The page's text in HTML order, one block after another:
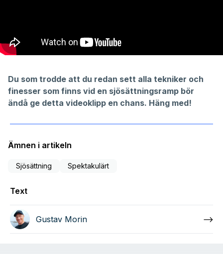
Du som trodde att du redan sett alla tekniker och
finesser som finns vid en sjösättningsramp bör
ändå ge detta videoklipp en chans. Häng med!
Ämnen i artikeln
Sjösättning Spektakulärt
Text
Gustav Morin